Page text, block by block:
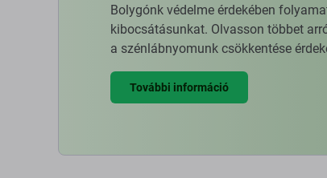
Bolygónk védelme érdekében
kibocsátásunkat. Olvasson többet
a szénlábnyomunk csökkentése
További információ